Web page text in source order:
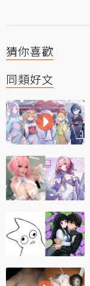
猜你喜歡
同類好文